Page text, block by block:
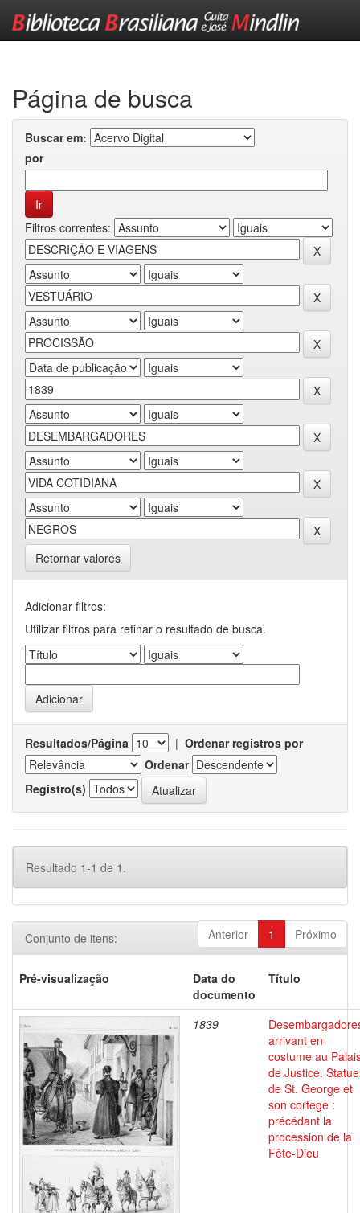
Página de busca
Buscar em:
por
Filtros correntes:
Retornar valores
Adicionar filtros:
Utilizar filtros para refinar o resultado de busca.
Resultados/Página | Ordenar registros por
Ordenar
Registro(s)
Resultado 1-1 de 1.
Anterior 1 Próximo
Conjunto de itens:
Pré-visualização
Data do
documento
Título
1839
arrivant en
costume au
de Justice. Statue
de St. George et
son cortege :
précédant la
procession de la
Fête-Dieu